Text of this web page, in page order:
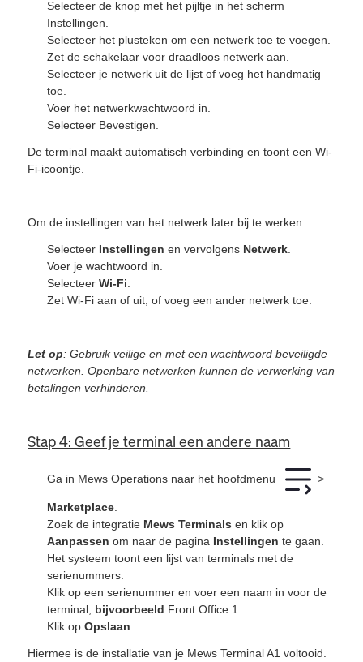
Selecteer de knop met het pijltje in het scherm
Instellingen.
Selecteer het plusteken om een netwerk toe te voegen.
Zet de schakelaar voor draadloos netwerk aan.
Selecteer je netwerk uit de lijst of voeg het handmatig
toe.
Voer het netwerkwachtwoord in.
Selecteer Bevestigen.
De terminal maakt automatisch verbinding en toont een Wi-
Fi-icoontje.
Om de instellingen van het netwerk later bij te werken:
Selecteer Instellingen en vervolgens Netwerk
Voer je wachtwoord in.
SelecteerWi-Fi
Zet Wi-Fi aan of uit, of voeg een ander netwerk toe.
Let op: Gebruik veilige en met een wachtwoord beveiligde
netwerken. Openbare netwerken kunnen de verwerking van
betalingen verhinderen.
Stap 4: Geef je terminal een andere naam
Ga in Mews Operations naar het hoofdmenu >
Marketplace
Zoek de integratie Mews Terminals en klik op
Aanpassen om naar de pagina Instellingen te gaan.
Het systeem toont een lijst van terminals met de
serienummers.
Klik op een serienummer en voer een naam in voor de
terminal, bijvoorbeeld Front Office 1.
Klik opOpslaan
Hiermee is de installatie van je Mews Terminal A1 voltooid.